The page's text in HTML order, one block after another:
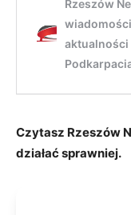
Czytasz Rzeszów
działać sprawniej.